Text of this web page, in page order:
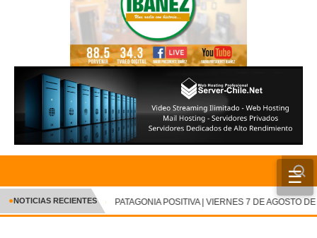
☰
INICIO
CRÓNICA
NOTICIAS RECIENTES PATAGONIA POSITIVA | VIERNES 7 DE AGOSTO DE